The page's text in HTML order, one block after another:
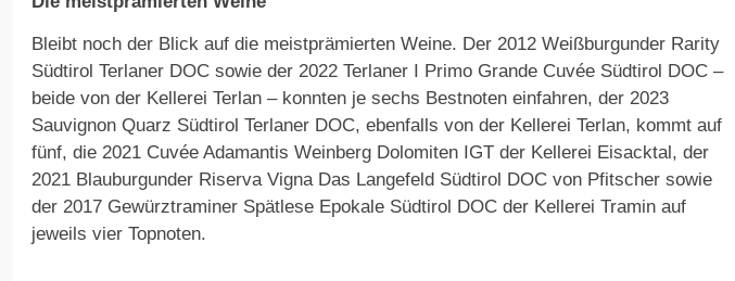
Bleibt noch der Blick auf die meistprämierten Weine. Der 2012 Weißburgunder Rarity
Südtirol Terlaner DOC sowie der 2022 Terlaner I Primo Grande Cuvée Südtirol DOC –
beide von der Kellerei Terlan – konnten je sechs Bestnoten einfahren, der 2023
Sauvignon Quarz Südtirol Terlaner DOC, ebenfalls von der Kellerei Terlan, kommt auf
fünf, die 2021 Cuvée Adamantis Weinberg Dolomiten IGT der Kellerei Eisacktal, der
2021 Blauburgunder Riserva Vigna Das Langefeld Südtirol DOC von Pfitscher sowie
der 2017 Gewürztraminer Spätlese Epokale Südtirol DOC der Kellerei Tramin auf
jeweils vier Topnoten.